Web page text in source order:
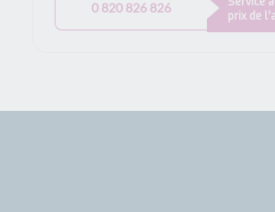
0 820 826 826
prix de